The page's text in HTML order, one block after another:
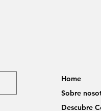
Home
Sobre
Descubre